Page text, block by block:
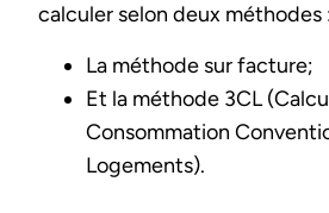
calculer selon deux méthodes
La méthode sur facture;
Et la méthode 3CL
Consommation
Logements).